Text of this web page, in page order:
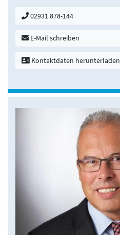
02931 878-144
E-Mail schreiben
Kontaktdaten herunterladen